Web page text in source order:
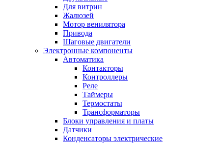
Для витрин
Жалюзей
Мотор венилятора
Привода
Шаговые двигатели
Электронные компоненты
Автоматика
Контакторы
Контроллеры
Реле
Таймеры
Термостаты
Трансформаторы
Блоки управления и платы
Датчики
Конденсаторы электрические